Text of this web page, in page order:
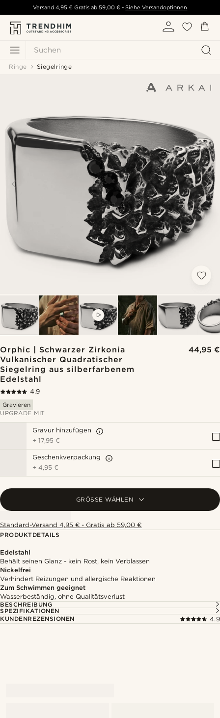
Suchen
Versand 4,95 € Gratis ab 59,00 € - Siehe Versandoptionen
Ringe Siegelringe
Orphic | Schwarzer Zirkonia
Vulkanischer Quadratischer
Siegelring aus silberfarbenem
Edelstahl
44,95 €
4.9
Gravieren
UPGRADE MIT
Gravur hinzufügen
+17,95 €
Geschenkverpackung
+4,95 €
GRÖSSE WÄHLEN
Standard-Versand 4,95 € - Gratis ab 59,00 €
PRODUKTDETAILS
Edelstahl
Behält seinen Glanz - kein Rost, kein Verblassen
Nickelfrei
Verhindert Reizungen und allergische Reaktionen
Zum Schwimmen geeignet
Wasserbeständig, ohne Qualitätsverlust
BESCHREIBUNG
SPEZIFIKATIONEN
KUNDENREZENSIONEN
4.9